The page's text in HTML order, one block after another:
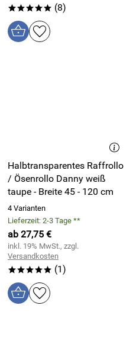
***** (8)
Halbtransparentes Raffrollo
/ Ösenrollo Danny weiß
taupe - Breite 45 - 120 cm
4 Varianten
Lieferzeit: 2-3 Tage **
ab 27,75 €
inkl. 19% MwSt., zzgl.
Versandkosten
***** (1)